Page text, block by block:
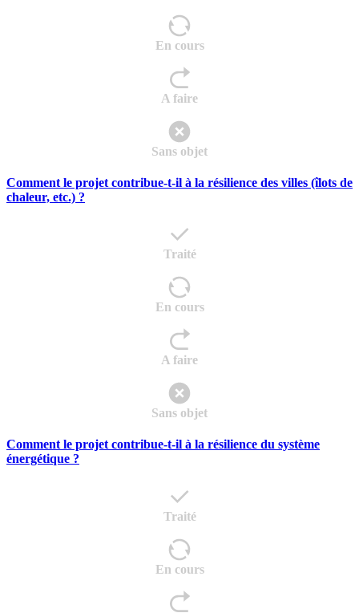
En cours
A faire
Sans objet
Comment le projet contribue-t-il à la résilience des villes (îlots de
chaleur, etc.) ?
Traité
En cours
A faire
Sans objet
Comment le projet contribue-t-il à la résilience du système
énergétique ?
Traité
En cours